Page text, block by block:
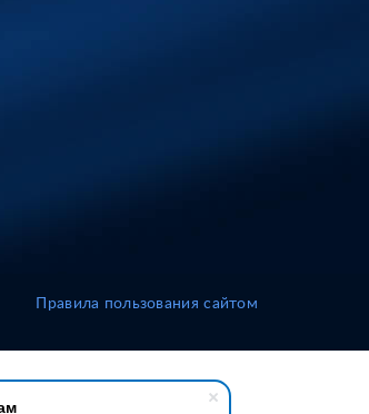
Правила пользования сайтом